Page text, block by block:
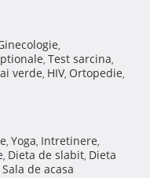
,
, Test sarcina,
verde, HIV, Ortopedie,
, Yoga, Intretinere,
, Dieta de slabit, Dieta
Sala de acasa